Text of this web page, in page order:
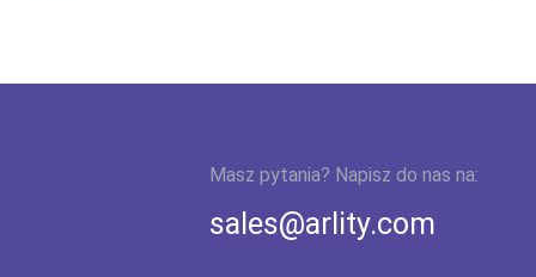
Masz pytania? Napisz do nas na:
sales@arlity.com